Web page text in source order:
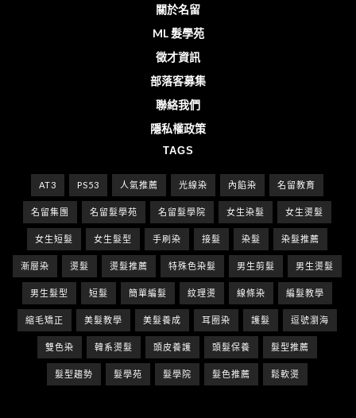
關於名留
ML 髮學苑
徵才資訊
部落客募集
聯絡我們
隱私權政策
TAGS
AT3 PS53 人氣推薦 光線染 內餡染 名留教育
名留集團 名留髮學苑 名留髮學院 女生染髮 女生燙髮
女生短髮 女生髮型 手刷染 接髮 染髮 染髮推薦
漸層染 燙髮 燙髮推薦 特殊色染髮 男生剪髮 男生燙髮
男生髮型 短髮 簡單編髮 紋理燙 線條染 編髮教學
縮毛矯正 美髮教學 美髮養成 耳圈染 護髮 逗號瀏海
雙色染 韓系燙髮 頭皮養護 頭髮保養 髮型推薦
髮型趨勢 髮學苑 髮學院 髮色推薦 鬆軟燙